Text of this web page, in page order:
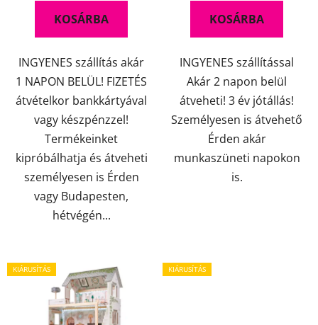
5-
ből
csillag.
KOSÁRBA
INGYENES szállítás akár
1 NAPON BELÜL! FIZETÉS
átvételkor bankkártyával
vagy készpénzzel!
Termékeinket
kipróbálhatja és átveheti
személyesen is Érden
vagy Budapesten,
hétvégén...
5-
ből
csillag.
KOSÁRBA
INGYENES szállítással
Akár 2 napon belül
átveheti! 3 év jótállás!
Személyesen is átvehető
Érden akár
munkaszüneti napokon
is.
KIÁRUSÍTÁS KIÁRUSÍTÁS